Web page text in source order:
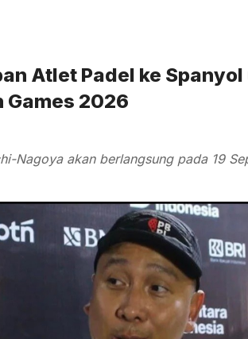
Atlet Padel ke
Games 2026
Nagoya akan berlangsung pada 19